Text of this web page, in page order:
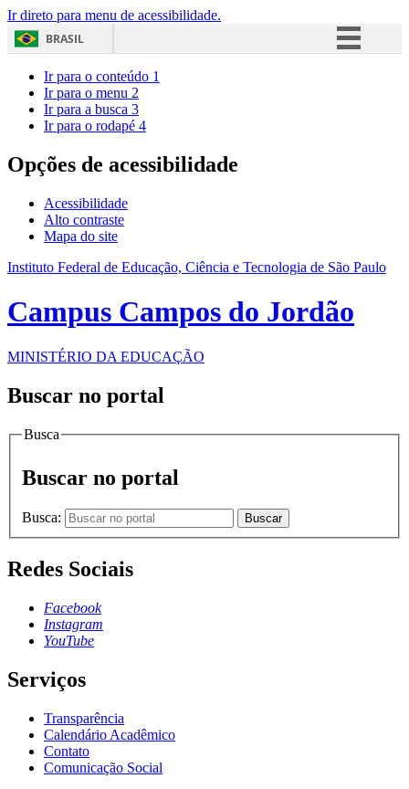
Ir direto para menu de acessibilidade.
BRASIL
Acesso à informação
Ir para o conteúdo 1
Ir para o menu 2
Ir para a busca 3
Ir para o rodapé 4
Opções de acessibilidade
Acessibilidade
Alto contraste
Mapa do site
Instituto Federal de Educação, Ciência e Tecnologia de São Paulo
Campus Campos do Jordão
MINISTÉRIO DA EDUCAÇÃO
Buscar no portal
Busca
Buscar no portal
Busca: Buscar
Redes Sociais
Facebook
Instagram
YouTube
Serviços
Transparência
Calendário Acadêmico
Contato
Comunicação Social